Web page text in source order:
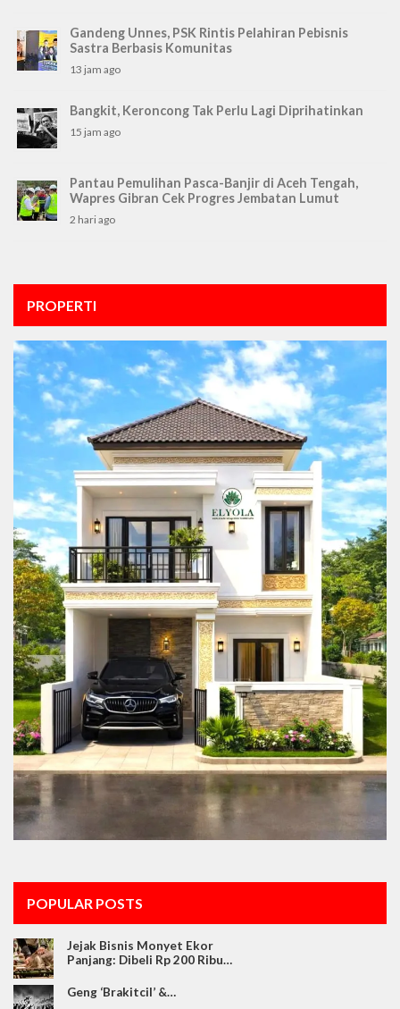
Gandeng Unnes, PSK Rintis Pelahiran Pebisnis
Sastra Berbasis Komunitas
13 jam ago
Bangkit, Keroncong Tak Perlu Lagi Diprihatinkan
15 jam ago
Pantau Pemulihan Pasca-Banjir di Aceh Tengah,
Wapres Gibran Cek Progres Jembatan Lumut
2 hari ago
PROPERTI
POPULAR POSTS
Jejak Bisnis Monyet Ekor
Panjang: Dibeli Rp 200 Ribu…
Geng ‘Brakitcil’ &…